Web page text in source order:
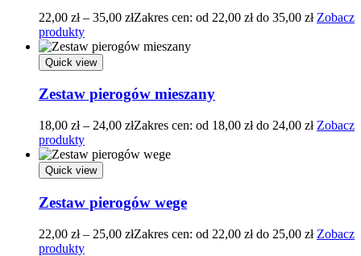
22,00 zł – 35,00 złZakres cen: od 22,00 zł do 35,00 zł Zobacz
produkty
Quick view
Zestaw pierogów mieszany
18,00 zł – 24,00 złZakres cen: od 18,00 zł do 24,00 zł Zobacz
produkty
Quick view
Zestaw pierogów wege
22,00 zł – 25,00 złZakres cen: od 22,00 zł do 25,00 zł Zobacz
produkty